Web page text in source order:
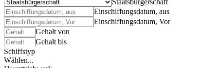
Staatsbürgerschaft
Einschiffungsdatum, aus
Einschiffungsdatum, Vor
Gehalt von
Gehalt bis
Schiffstyp
Wählen...